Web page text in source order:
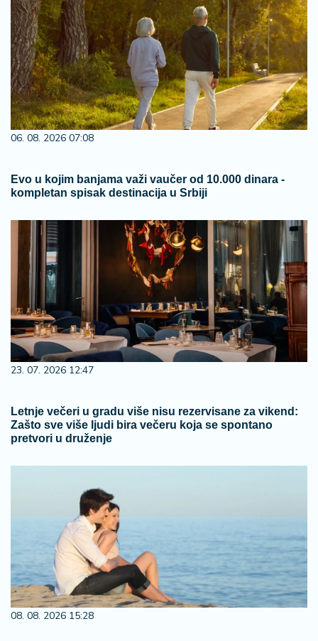
06. 08. 2026 07:08
Evo u kojim banjama važi vaučer od 10.000 dinara -
kompletan spisak destinacija u Srbiji
23. 07. 2026 12:47
Letnje večeri u gradu više nisu rezervisane za vikend:
Zašto sve više ljudi bira večeru koja se spontano
pretvori u druženje
08. 08. 2026 15:28